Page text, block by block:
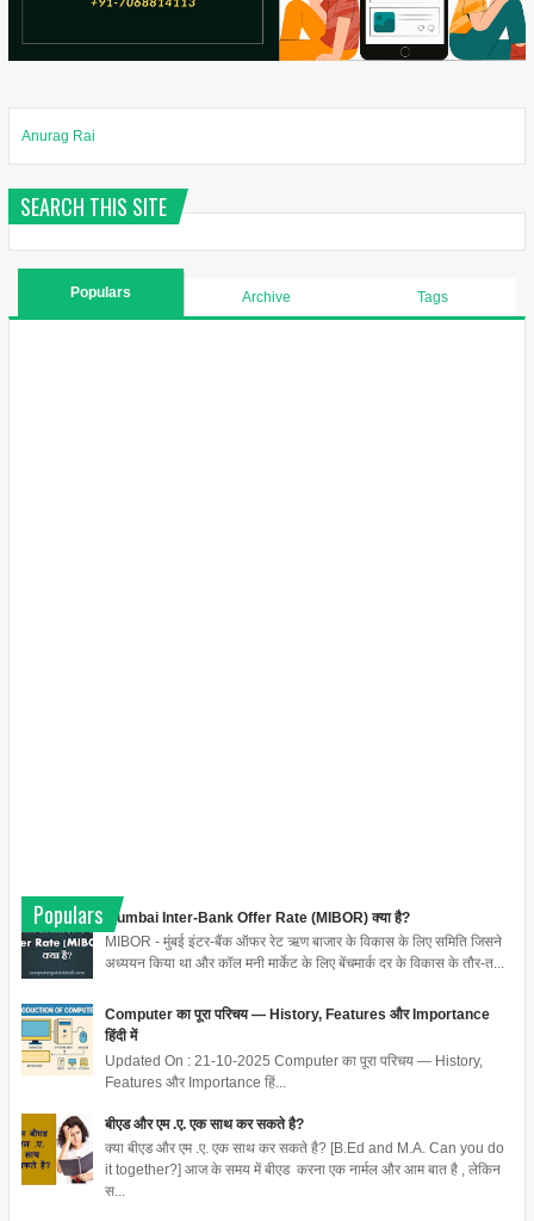
Anurag Rai
SEARCH THIS SITE
Populars Archive Tags
Populars
Mumbai Inter-Bank Offer Rate (MIBOR) क्या है?
MIBOR - मुंबई इंटर-बैंक ऑफर रेट ऋण बाजार के विकास के लिए समिति जिसने
अध्ययन किया था और कॉल मनी मार्केट के लिए बेंचमार्क दर के विकास के तौर-त...
Computer का पूरा परिचय — History, Features और Importance
हिंदी में
Updated On : 21-10-2025 Computer का पूरा परिचय — History,
Features और Importance हिं...
बीएड और एम .ए. एक साथ कर सकते है?
क्या बीएड और एम .ए. एक साथ कर सकते है? [B.Ed and M.A. Can you do
it together?] आज के समय में बीएड करना एक नार्मल और आम बात है , लेकिन
स...